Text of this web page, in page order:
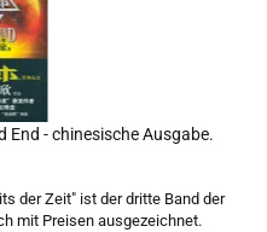
End - chinesische Ausgabe.
der Zeit" ist der dritte Band der
mit Preisen ausgezeichnet.